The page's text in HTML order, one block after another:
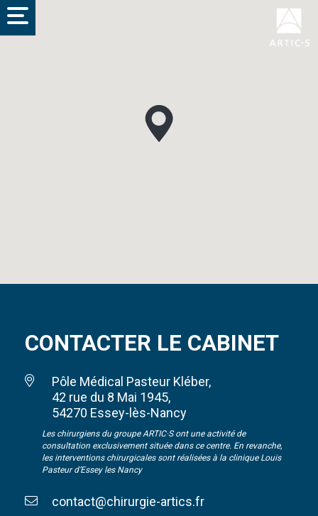
CONTACTER LE CABINET
Pôle Médical Pasteur Kléber,
42 rue du 8 Mai 1945,
54270 Essey-lès-Nancy
Les chirurgiens du groupe ARTIC·S ont une activité de
consultation exclusivement située dans ce centre. En revanche,
les interventions chirurgicales sont réalisées à la clinique Louis
Pasteur d’Essey les Nancy
contact@chirurgie-artics.fr